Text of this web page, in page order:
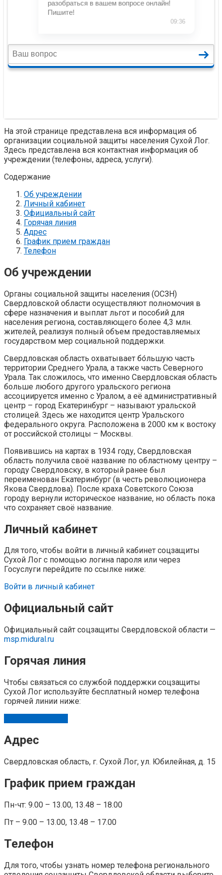
На этой странице представлена вся информация об
организации социальной защиты населения Сухой Лог.
Здесь представлена вся контактная информация об
учреждении (телефоны, адреса, услуги).
Содержание
Об учреждении
Личный кабинет
Официальный сайт
Горячая линия
Адрес
График прием граждан
Телефон
Об учреждении
Органы социальной защиты населения (ОСЗН)
Свердловской области осуществляют полномочия в
сфере назначения и выплат льгот и пособий для
населения региона, составляющего более 4,3 млн.
жителей, реализуя полный объем предоставляемых
государством мер социальной поддержки.
Свердловская область охватывает бо́льшую часть
территории Среднего Урала, а также часть Северного
Урала. Так сложилось, что именно Свердловская область
больше любого другого уральского региона
ассоциируется именно с Уралом, а её административный
центр – город Екатеринбург – называют уральской
столицей. Здесь же находится центр Уральского
федерального округа. Расположена в 2000 км к востоку
от российской столицы – Москвы.
Появившись на картах в 1934 году, Свердловская
область получила своё название по областному центру –
городу Свердловску, в который ранее был
переименован Екатеринбург (в честь революционера
Якова Свердлова). После краха Советского Союза
городу вернули историческое название, но область пока
что сохраняет своё название.
Личный кабинет
Для того, чтобы войти в личный кабинет соцзащиты
Сухой Лог с помощью логина пароля или через
Госуслуги перейдите по ссылке ниже:
Войти в личный кабинет
Официальный сайт
Официальный сайт соцзащиты Свердловской области —
msp.midural.ru
Горячая линия
Чтобы связаться со службой поддержки соцзащиты
Сухой Лог используйте бесплатный номер телефона
горячей линии ниже:
Адрес
Свердловская область, г. Сухой Лог, ул. Юбилейная, д. 15
График прием граждан
Пн-чт: 9.00 – 13.00, 13.48 – 18.00
Пт – 9.00 – 13.00, 13.48 – 17.00
Телефон
Для того, чтобы узнать номер телефона регионального